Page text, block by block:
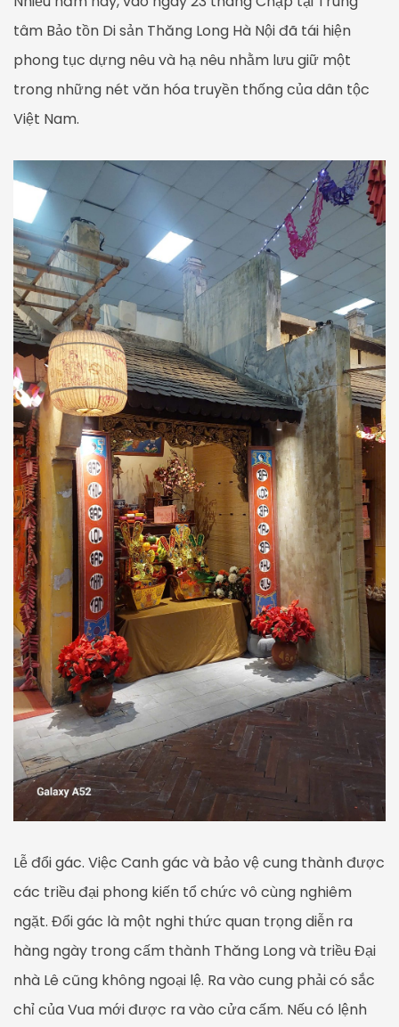
tâm Bảo tồn Di sản Thăng Long Hà Nội đã tái hiện
phong tục dựng nêu và hạ nêu nhằm lưu giữ một
trong những nét văn hóa truyền thống của dân tộc
Việt Nam.
Lễ đổi gác. Việc Canh gác và bảo vệ cung thành được
các triều đại phong kiến tổ chức vô cùng nghiêm
ngặt. Đổi gác là một nghi thức quan trọng diễn ra
hàng ngày trong cấm thành Thăng Long và triều Đại
nhà Lê cũng không ngoại lệ. Ra vào cung phải có sắc
chỉ của Vua mới được ra vào cửa cấm. Nếu có lệnh